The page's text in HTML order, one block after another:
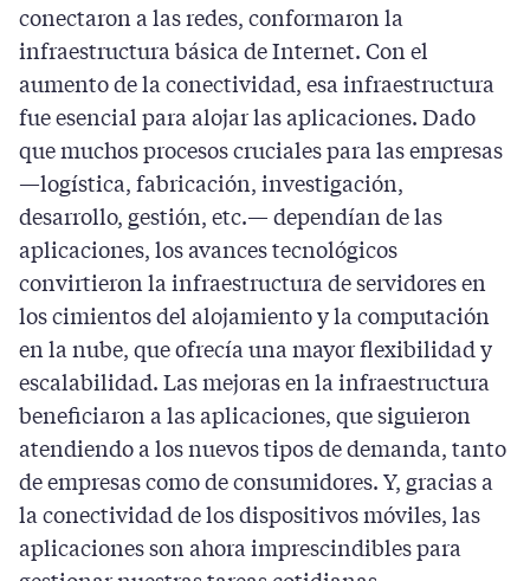
conectaron a las redes, conformaron la
infraestructura básica de Internet. Con el
aumento de la conectividad, esa infraestructura
fue esencial para alojar las aplicaciones. Dado
que muchos procesos cruciales para las empresas
—logística, fabricación, investigación,
desarrollo, gestión, etc.— dependían de las
aplicaciones, los avances tecnológicos
convirtieron la infraestructura de servidores en
los cimientos del alojamiento y la computación
en la nube, que ofrecía una mayor flexibilidad y
escalabilidad. Las mejoras en la infraestructura
beneficiaron a las aplicaciones, que siguieron
atendiendo a los nuevos tipos de demanda, tanto
de empresas como de consumidores. Y, gracias a
la conectividad de los dispositivos móviles, las
aplicaciones son ahora imprescindibles para